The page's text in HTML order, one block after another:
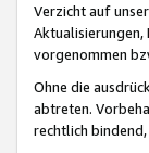
Verzicht auf
Aktualisierungen,
vorgenommen
Ohne die
abtreten.
rechtlich